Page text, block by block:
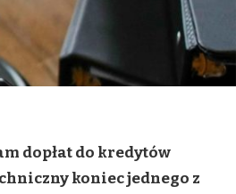
dopłat do kredytów
koniec jednego z